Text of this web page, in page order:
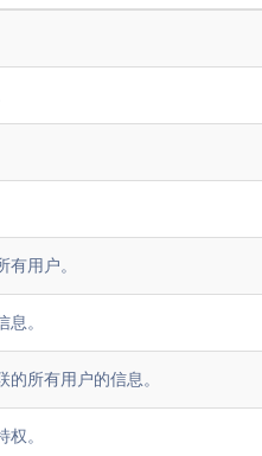
用户。
。
所有用户的信息。
。